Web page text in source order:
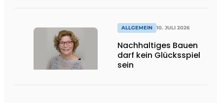
ALLGEMEIN 10. JULI 2026
Nachhaltiges Bauen
darf kein Glücksspiel
sein